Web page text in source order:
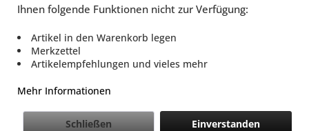
Ihnen folgende Funktionen nicht zur Verfügung:
Artikel in den Warenkorb legen
Merkzettel
Artikelempfehlungen und vieles mehr
Mehr Informationen
Einverstanden
Schließen